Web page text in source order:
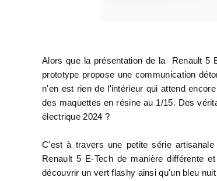
Alors que la présentation de la Renault 5
prototype propose une communication
n'en est rien de l'intérieur qui attend
des maquettes en résine au 1/15. Des
électrique 2024 ?
C'est à travers une petite série
Renault 5 E-Tech de manière différente
découvrir un vert flashy ainsi qu'un bleu